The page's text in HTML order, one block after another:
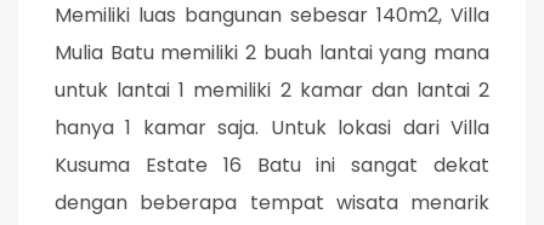
Memiliki luas bangunan sebesar 140m2, Villa
Mulia Batu memiliki 2 buah lantai yang mana
untuk lantai 1 memiliki 2 kamar dan lantai 2
hanya 1 kamar saja. Untuk lokasi dari Villa
Kusuma Estate 16 Batu ini sangat dekat
dengan beberapa tempat wisata menarik